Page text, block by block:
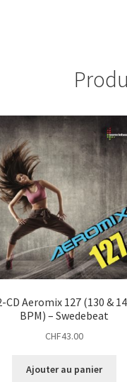
CD Aeromix 127 (130 &
BPM) – Swedebeat
CHF43.00
Ajouter au panier